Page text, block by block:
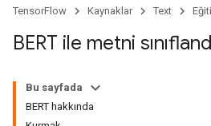
TensorFlow Kaynaklar Text
BERT ile metni
Bu sayfada
BERT hakkında